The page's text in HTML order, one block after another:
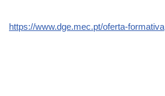
https://www.dge.mec.pt/oferta-formativa